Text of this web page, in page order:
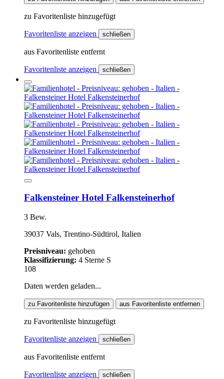
zu Favoritenliste hinzugefügt
Favoritenliste anzeigen schließen
aus Favoritenliste entfernt
Favoritenliste anzeigen schließen
Falkensteiner Hotel Falkensteinerhof
3 Bew.
39037 Vals, Trentino-Südtirol, Italien
Preisniveau: gehoben
Klassifizierung: 4 Sterne S
108
Daten werden geladen...
zu Favoritenliste hinzufügen aus Favoritenliste entfernen
zu Favoritenliste hinzugefügt
Favoritenliste anzeigen schließen
aus Favoritenliste entfernt
Favoritenliste anzeigen schließen